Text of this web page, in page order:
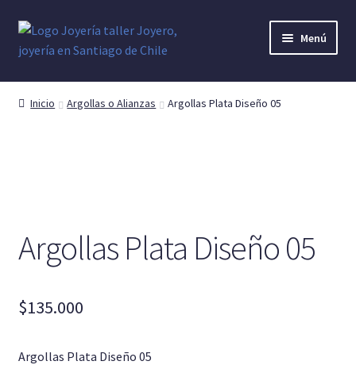
Ir
a
Ir
al
Menú
Anillo Hombre
Anillo Denario
Inicio Argollas o Alianzas Argollas Plata Diseño 05
Argollas Plata Diseño 05
$135.000
Argollas Plata Diseño 05